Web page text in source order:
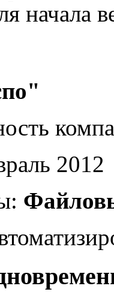
начала
2012